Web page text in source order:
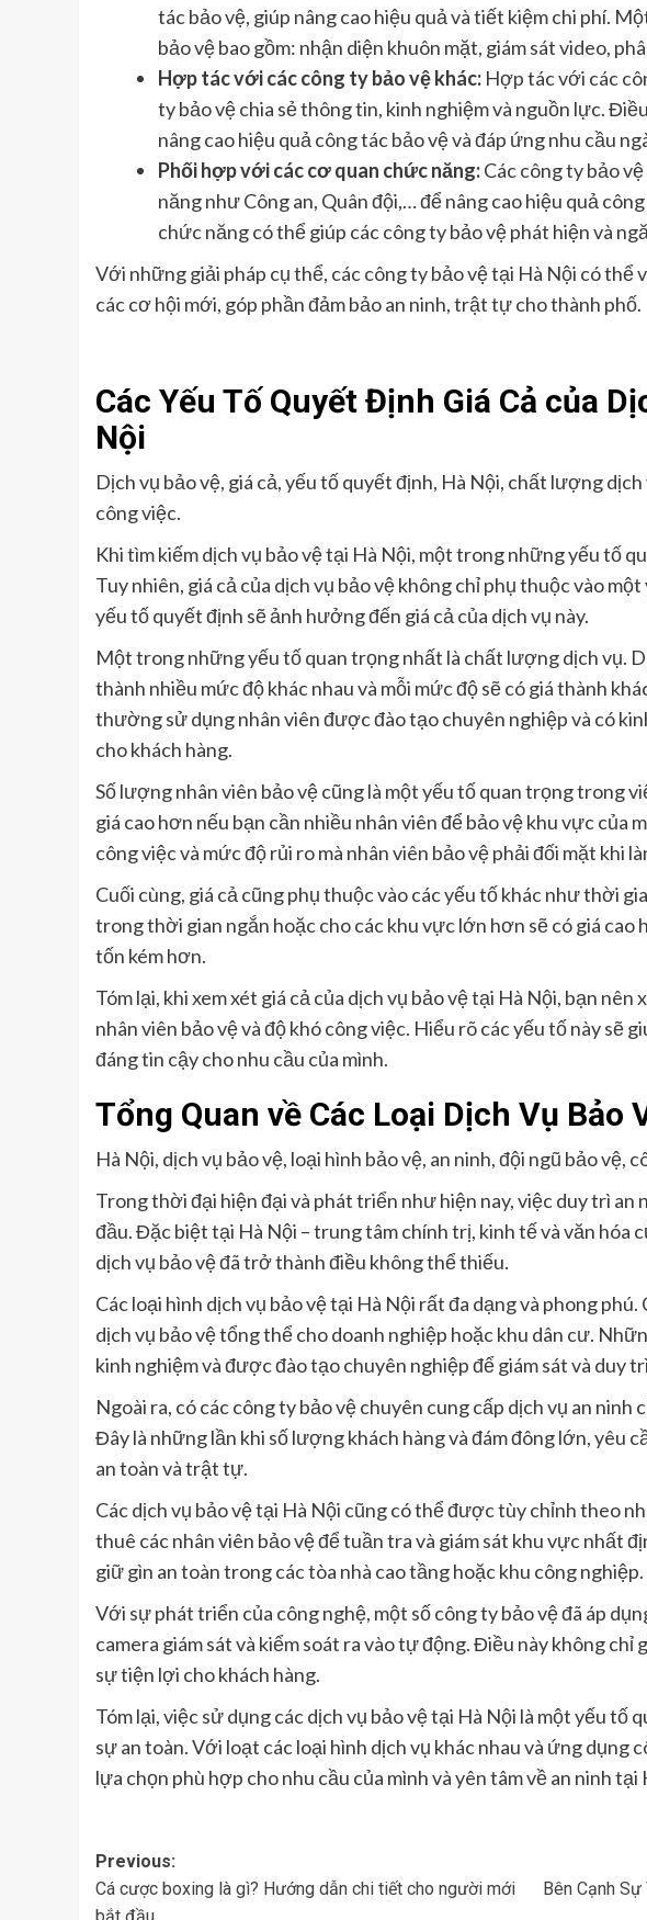
tác bảo vệ, giúp nâng cao hiệu quả và tiết kiệm chi phí.
bảo vệ bao gồm: nhận diện khuôn mặt, giám sát video,
Hợp tác với các công ty bảo vệ khác: Hợp tác với các
ty bảo vệ chia sẻ thông tin, kinh nghiệm và nguồn lực.
nâng cao hiệu quả công tác bảo vệ và đáp ứng nhu cầu
Phối hợp với các cơ quan chức năng:Các công ty bảo
năng như Công an, Quân đội,… để nâng cao hiệu quả
chức năng có thể giúp các công ty bảo vệ phát hiện và
Với những giải pháp cụ thể, các công ty bảo vệ tại Hà Nội có
các cơ hội mới, góp phần đảm bảo an ninh, trật tự cho thành phố.
Các Yếu Tố Quyết Định Giá Cả của
Nội
Dịch vụ bảo vệ, giá cả, yếu tố quyết định, Hà Nội, chất lượng
công việc.
Khi tìm kiếm dịch vụ bảo vệ tại Hà Nội, một trong những yếu tố
Tuy nhiên, giá cả của dịch vụ bảo vệ không chỉ phụ thuộc vào
yếu tố quyết định sẽ ảnh hưởng đến giá cả của dịch vụ này.
Một trong những yếu tố quan trọng nhất là chất lượng dịch vụ.
thành nhiều mức độ khác nhau và mỗi mức độ sẽ có giá thành
thường sử dụng nhân viên được đào tạo chuyên nghiệp và có
cho khách hàng.
Số lượng nhân viên bảo vệ cũng là một yếu tố quan trọng trong
giá cao hơn nếu bạn cần nhiều nhân viên để bảo vệ khu vực của
công việc và mức độ rủi ro mà nhân viên bảo vệ phải đối mặt khi
Cuối cùng, giá cả cũng phụ thuộc vào các yếu tố khác như thời
trong thời gian ngắn hoặc cho các khu vực lớn hơn sẽ có giá cao
tốn kém hơn.
Tóm lại, khi xem xét giá cả của dịch vụ bảo vệ tại Hà Nội, bạn
nhân viên bảo vệ và độ khó công việc. Hiểu rõ các yếu tố này sẽ
đáng tin cậy cho nhu cầu của mình.
Tổng Quan về Các Loại Dịch Vụ Bảo
Hà Nội, dịch vụ bảo vệ, loại hình bảo vệ, an ninh, đội ngũ bảo vệ,
Trong thời đại hiện đại và phát triển như hiện nay, việc duy trì an
đầu. Đặc biệt tại Hà Nội – trung tâm chính trị, kinh tế và văn hóa
dịch vụ bảo vệ đã trở thành điều không thể thiếu.
Các loại hình dịch vụ bảo vệ tại Hà Nội rất đa dạng và phong
dịch vụ bảo vệ tổng thể cho doanh nghiệp hoặc khu dân cư.
kinh nghiệm và được đào tạo chuyên nghiệp để giám sát và duy
Ngoài ra, có các công ty bảo vệ chuyên cung cấp dịch vụ an ninh
Đây là những lần khi số lượng khách hàng và đám đông lớn, yêu
an toàn và trật tự.
Các dịch vụ bảo vệ tại Hà Nội cũng có thể được tùy chỉnh theo
thuê các nhân viên bảo vệ để tuần tra và giám sát khu vực nhất
giữ gìn an toàn trong các tòa nhà cao tầng hoặc khu công nghiệp.
Với sự phát triển của công nghệ, một số công ty bảo vệ đã áp
camera giám sát và kiểm soát ra vào tự động. Điều này không chỉ
sự tiện lợi cho khách hàng.
Tóm lại, việc sử dụng các dịch vụ bảo vệ tại Hà Nội là một yếu tố
sự an toàn. Với loạt các loại hình dịch vụ khác nhau và ứng dụng
lựa chọn phù hợp cho nhu cầu của mình và yên tâm về an ninh tại
Post
navigation
Previous:
Cá cược boxing là gì? Hướng dẫn chi tiết cho người mới
Bên Cạnh